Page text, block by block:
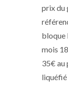
prix du
bloque
mois
35€ au
liquéfié